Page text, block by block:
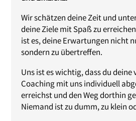
Wir schätzen deine Zeit und
deine Ziele mit Spaß zu
ist es, deine Erwartungen nicht
sondern zu übertreffen.
Uns ist es wichtig, dass du deine
Coaching mit uns individuell
erreichst und den Weg dorthin
Niemand ist zu dumm, zu klein